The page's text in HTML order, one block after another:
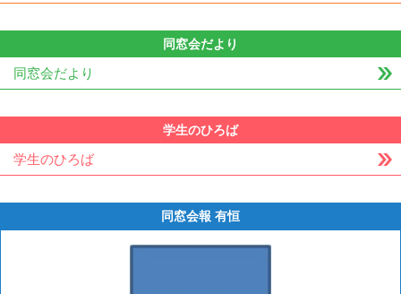
同窓会だより
同窓会だより
学生のひろば
学生のひろば
同窓会報 有恒